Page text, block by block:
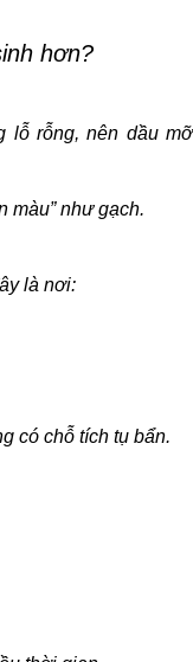
hơn?
lỗ rỗng, nên dầu mỡ
màu” như gạch.
là nơi:
có chỗ tích tụ bẩn.